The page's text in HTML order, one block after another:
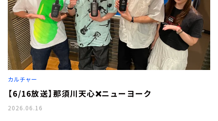
カルチャー
【6/16放送】那須川天心❌ニューヨーク
2026.06.16